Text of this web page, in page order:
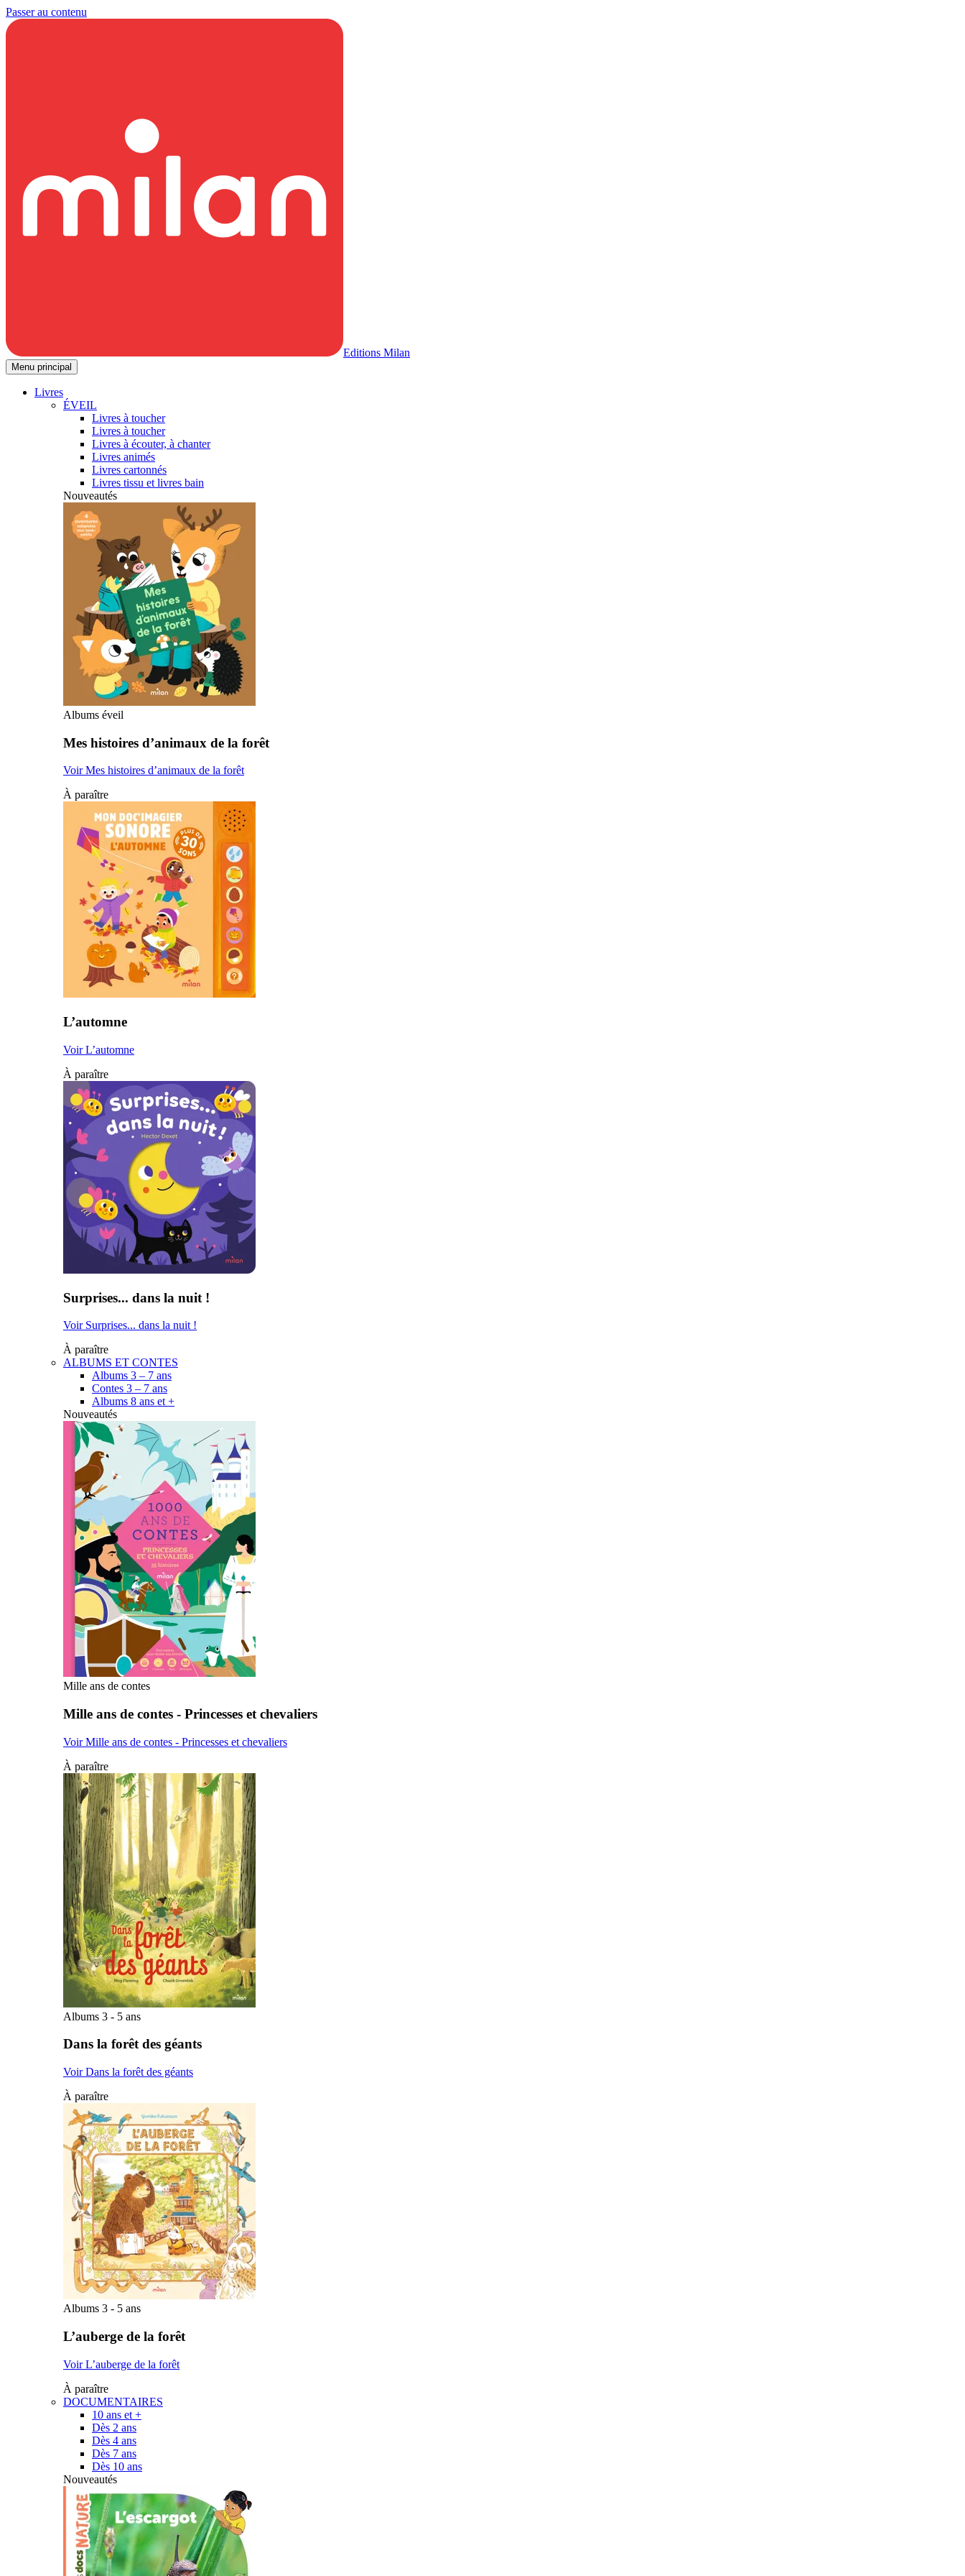
Passer au contenu
Editions Milan
Menu principal
Livres
ÉVEIL
Livres à toucher
Livres à toucher
Livres à écouter, à chanter
Livres animés
Livres cartonnés
Livres tissu et livres bain
Nouveautés
Albums éveil
Mes histoires d’animaux de la forêt
Voir Mes histoires d’animaux de la forêt
À paraître
L’automne
Voir L’automne
À paraître
Surprises... dans la nuit !
Voir Surprises... dans la nuit !
À paraître
ALBUMS ET CONTES
Albums 3 – 7 ans
Contes 3 – 7 ans
Albums 8 ans et +
Nouveautés
Mille ans de contes
Mille ans de contes - Princesses et chevaliers
Voir Mille ans de contes - Princesses et chevaliers
À paraître
Albums 3 - 5 ans
Dans la forêt des géants
Voir Dans la forêt des géants
À paraître
Albums 3 - 5 ans
L’auberge de la forêt
Voir L’auberge de la forêt
À paraître
DOCUMENTAIRES
10 ans et +
Dès 2 ans
Dès 4 ans
Dès 7 ans
Dès 10 ans
Nouveautés